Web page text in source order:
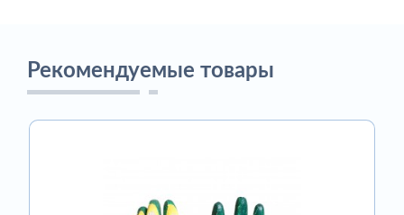
Рекомендуемые товары